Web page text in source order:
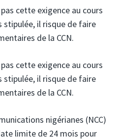
cette exigence au cours
stipulée, il risque de faire
de la CCN.
cette exigence au cours
stipulée, il risque de faire
de la CCN.
nigérianes (NCC)
limite de 24 mois pour